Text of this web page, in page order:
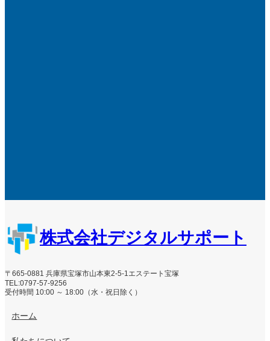
株式会社デジタルサポート
〒665-0881 兵庫県宝塚市山本東2-5-1エステート宝塚
TEL:0797-57-9256
受付時間 10:00 ～ 18:00（水・祝日除く）
ホーム